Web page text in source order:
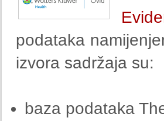
podataka
izvora sadržaja su:
baza podataka